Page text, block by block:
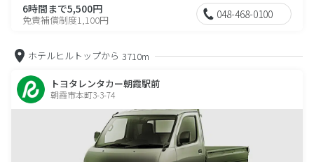
6時間まで5,500円
免責補償制度1,100円 048-468-0100
ホテルヒルトップから 3710m
トヨタレンタカー朝霞駅前
朝霞市本町3-3-74